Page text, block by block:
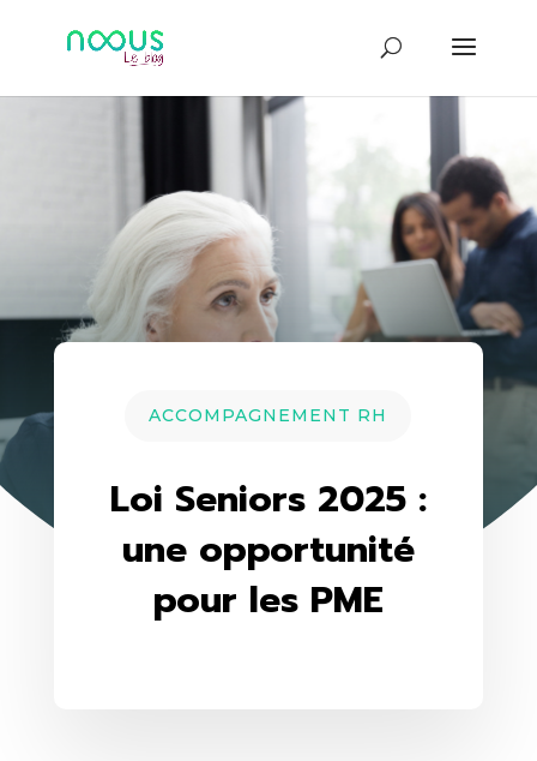
ACCOMPAGNEMENT RH
Loi Seniors 2025 :
une opportunité
pour les PME